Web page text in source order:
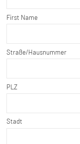
First Name
Straße/Hausnummer
PLZ
Stadt